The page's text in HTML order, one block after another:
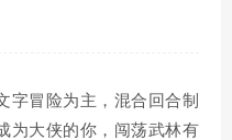
字冒险为主，混合回合制
为大侠的你，闯荡武林有